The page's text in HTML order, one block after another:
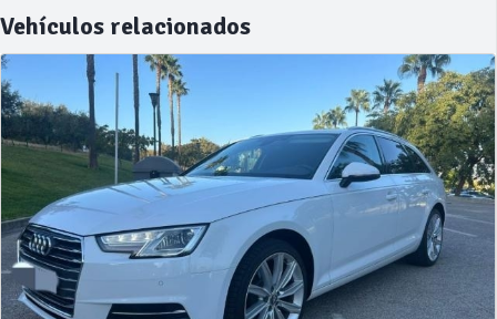
Vehículos relacionados